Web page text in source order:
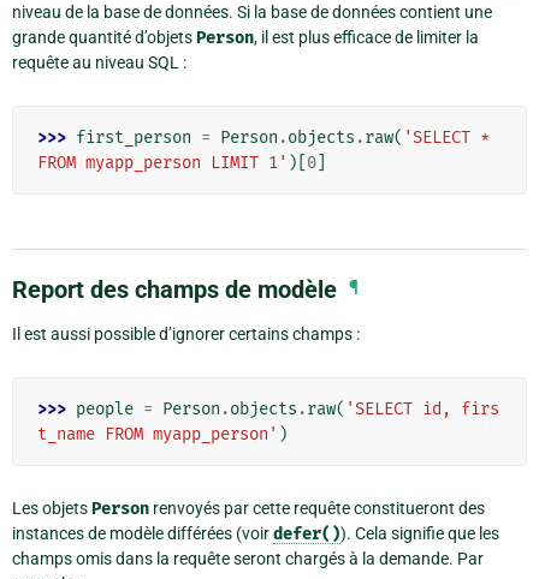
niveau de la base de données. Si la base de données contient une
grande quantité d’objetsPerson, il est plus efficace de limiter la
requête au niveau SQL :
>>> first_person = Person .objects .raw( 'SELECT *
FROM myapp_person LIMIT 1' )[ 0
Report des champs de modèle ¶
Il est aussi possible d’ignorer certains champs :
>>> people = Person .objects .raw( 'SELECT id, firs
t_name FROM myapp_person' )
Les objetsPerson renvoyés par cette requête constitueront des
instances de modèle différées (voirdefer()). Cela signifie que les
champs omis dans la requête seront chargés à la demande. Par